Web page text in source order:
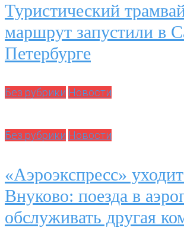
Туристический
маршрут запустили в
Петербурге
Без рубрики Новости
Без рубрики Новости
«Аэроэкспресс»
Внуково: поезда в
обслуживать другая